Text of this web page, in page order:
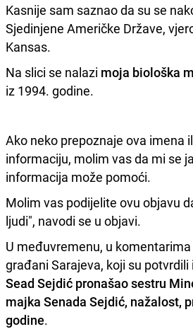
Kasnije sam saznao da su se
Sjedinjene Američke Države,
Kansas.
Na slici se nalazi moja biološka
iz 1994. godine.
Ako neko prepoznaje ova imena
informaciju, molim vas da mi se
informacija može pomoći.
Molim vas podijelite ovu objavu
ljudi", navodi se u objavi.
U međuvremenu, u
građani Sarajeva, koji su
Sead Sejdić pronašao sestru
majka Senada Sejdić, nažalost,
godine.